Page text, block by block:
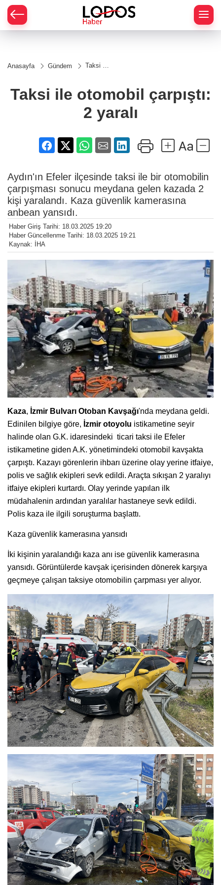
Anasayfa Gündem
Taksi ile
2 yaralı
Taksi ile otomobil çarpıştı:
2 yaralı
Aydın'ın Efeler ilçesinde taksi ile bir otomobilin
çarpışması sonucu meydana gelen kazada 2
kişi yaralandı. Kaza güvenlik kamerasına
anbean yansıdı.
Haber Giriş Tarihi: 18.03.2025 19:20
Haber Güncellenme Tarihi: 18.03.2025 19:21
Kaynak: İHA
Kaza, İzmir Bulvarı Otoban Kavşağı'nda meydana geldi.
Edinilen bilgiye göre, İzmir otoyolu istikametine seyir
halinde olan G.K. idaresindeki ticari taksi ile Efeler
istikametine giden A.K. yönetimindeki otomobil kavşakta
çarpıştı. Kazayı görenlerin ihbarı üzerine olay yerine itfaiye,
polis ve sağlık ekipleri sevk edildi. Araçta sıkışan 2 yaralıyı
itfaiye ekipleri kurtardı. Olay yerinde yapılan ilk
müdahalenin ardından yaralılar hastaneye sevk edildi.
Polis kaza ile ilgili soruşturma başlattı.
Kaza güvenlik kamerasına yansıdı
İki kişinin yaralandığı kaza anı ise güvenlik kamerasına
yansıdı. Görüntülerde kavşak içerisinden dönerek karşıya
geçmeye çalışan taksiye otomobilin çarpması yer alıyor.